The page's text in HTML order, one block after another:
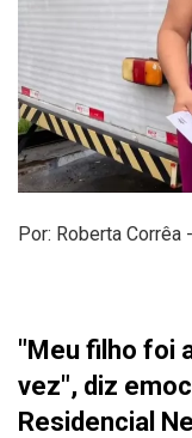
Por: Roberta Corrêa -
"Meu filho foi
vez", diz
Residencial